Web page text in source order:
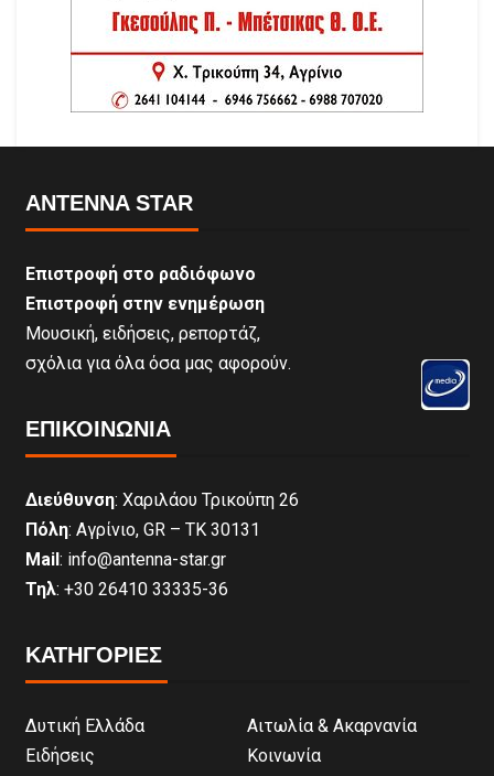
ANTENNA STAR
Επιστροφή στο ραδιόφωνο
Επιστροφή στην ενημέρωση
Μουσική, ειδήσεις, ρεπορτάζ,
σχόλια για όλα όσα μας αφορούν.
ΕΠΙΚΟΙΝΩΝΊΑ
Διεύθυνση: Χαριλάου Τρικούπη 26
Πόλη: Αγρίνιο, GR – ΤΚ 30131
Mail: info@antenna-star.gr
Τηλ: +30 26410 33335-36
ΚΑΤΗΓΟΡΙΕΣ
Δυτική Ελλάδα
Αιτωλία & Ακαρνανία
Ειδήσεις
Κοινωνία